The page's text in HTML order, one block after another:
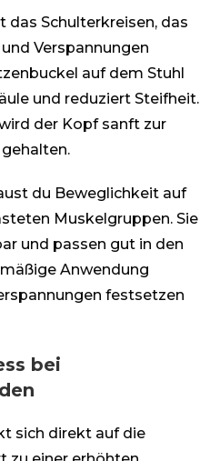
das Schulterkreisen, das
Verspannungen
auf dem Stuhl
und reduziert Steifheit.
der Kopf sanft zur
du Beweglichkeit auf
Muskelgruppen. Sie
und passen gut in den
Anwendung
festsetzen
bei
sich direkt auf die